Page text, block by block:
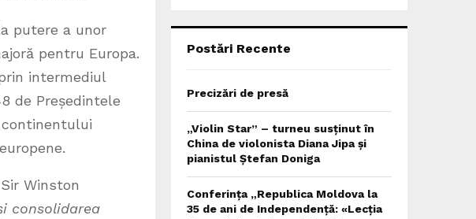
putere a unor
pentru Europa.
intermediul
de Președintele
Winston
consolidarea
Postări Recente
Precizări de presă
„Violin Star” – turneu susținut în
China de violonista Diana Jipa și
pianistul Ștefan Doniga
Conferința „Republica Moldova la
35 de ani de Independență: «Lecția